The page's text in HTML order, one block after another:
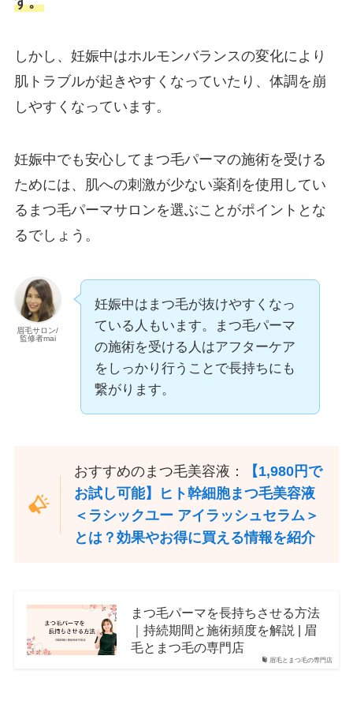
しかし、妊娠中はホルモンバランスの変化により
肌トラブルが起きやすくなっていたり、体調を崩
しやすくなっています。
妊娠中でも安心してまつ毛パーマの施術を受ける
ためには、肌への刺激が少ない薬剤を使用してい
るまつ毛パーマサロンを選ぶことがポイントとな
るでしょう。
眉毛サロン/
監修者mai
妊娠中はまつ毛が抜けやすくなっ
ている人もいます。まつ毛パーマ
の施術を受ける人はアフターケア
をしっかり行うことで長持ちにも
繋がります。
おすすめのまつ毛美容液：
【1,980円で
お試し可能】ヒト幹細胞まつ毛美容液
＜ラシックユー アイラッシュセラム＞
とは？効果やお得に買える情報を紹介
眉毛とまつ毛の専門店
まつ毛パーマを長持ちさせる方法
｜持続期間と施術頻度を解説 | 眉
毛とまつ毛の専門店